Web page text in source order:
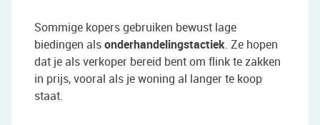
Sommige kopers gebruiken bewust lage
biedingen alsonderhandelingstactiek. Ze hopen
dat je als verkoper bereid bent om flink te zakken
in prijs, vooral als je woning al langer te koop
staat.